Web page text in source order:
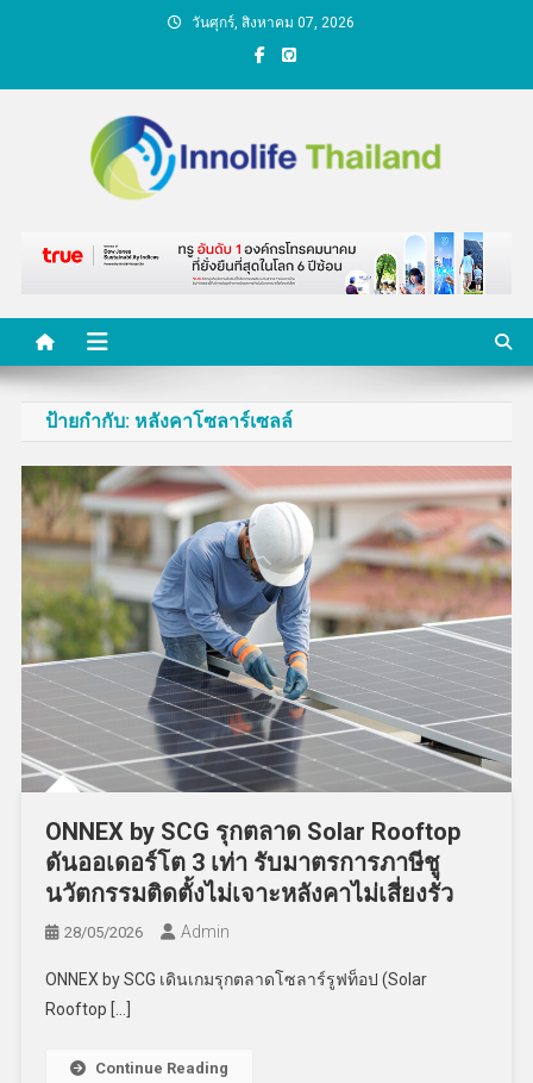
วันศุกร์, สิงหาคม 07, 2026
คนกับความคิด ชีวิตกับ
นวัตกรรม
ป้ายกำกับ: หลังคาโซลาร์เซลล์
ONNEX by SCG รุกตลาด Solar Rooftop
ดันออเดอร์โต 3 เท่า รับมาตรการภาษีชู
นวัตกรรมติดตั้งไม่เจาะหลังคาไม่เสี่ยงรั่ว
28/05/2026 Admin
ONNEX by SCG เดินเกมรุกตลาดโซลาร์รูฟท็อป (Solar
Rooftop […]
Continue Reading